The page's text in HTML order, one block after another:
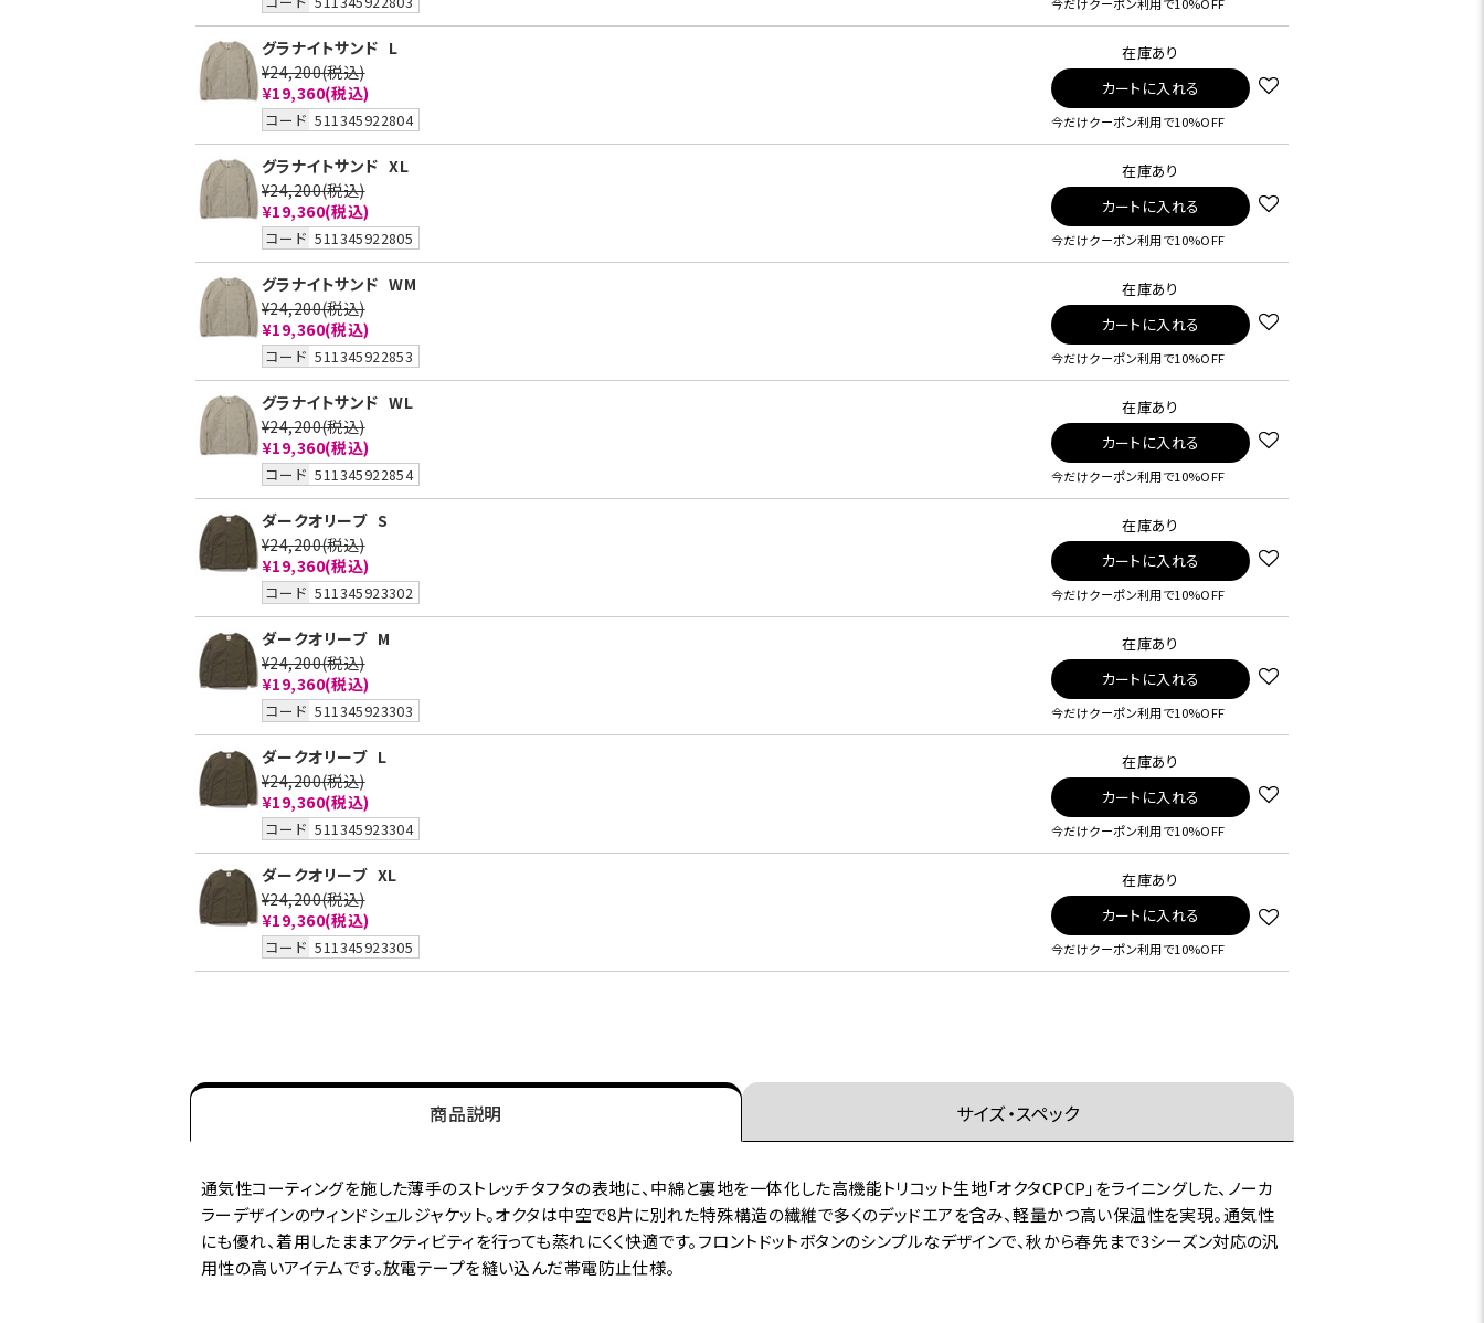
グラナイトサンド L
¥24,200(税込)
¥19,360(税込)
コード 511345922804
在庫あり
カートに入れる
今だけクーポン利用で10%OFF
グラナイトサンド XL
¥24,200(税込)
¥19,360(税込)
コード 511345922805
在庫あり
カートに入れる
今だけクーポン利用で10%OFF
グラナイトサンド WM
¥24,200(税込)
¥19,360(税込)
コード 511345922853
在庫あり
カートに入れる
今だけクーポン利用で10%OFF
グラナイトサンド WL
¥24,200(税込)
¥19,360(税込)
コード 511345922854
在庫あり
カートに入れる
今だけクーポン利用で10%OFF
ダークオリーブ S
¥24,200(税込)
¥19,360(税込)
コード 511345923302
在庫あり
カートに入れる
今だけクーポン利用で10%OFF
ダークオリーブ M
¥24,200(税込)
¥19,360(税込)
コード 511345923303
在庫あり
カートに入れる
今だけクーポン利用で10%OFF
ダークオリーブ L
¥24,200(税込)
¥19,360(税込)
コード 511345923304
在庫あり
カートに入れる
今だけクーポン利用で10%OFF
ダークオリーブ XL
¥24,200(税込)
¥19,360(税込)
コード 511345923305
在庫あり
カートに入れる
今だけクーポン利用で10%OFF
商品説明 サイズ・スペック
通気性コーティングを施した薄手のストレッチタフタの表地に、中綿と裏地を一体化した高機能トリコット生地「オクタCPCP」をライニングした、ノーカ
ラーデザインのウィンドシェルジャケット。オクタは中空で8片に別れた特殊構造の繊維で多くのデッドエアを含み、軽量かつ高い保温性を実現。通気性
にも優れ、着用したままアクティビティを行っても蒸れにくく快適です。フロントドットボタンのシンプルなデザインで、秋から春先まで3シーズン対応の汎
用性の高いアイテムです。放電テープを縫い込んだ帯電防止仕様。